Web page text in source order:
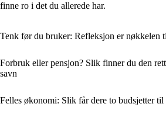
finne ro i det du allerede har.
Tenk før du bruker: Refleksjon er nøkkelen
Forbruk eller pensjon? Slik finner du den
savn
Felles økonomi: Slik får dere to budsjetter til